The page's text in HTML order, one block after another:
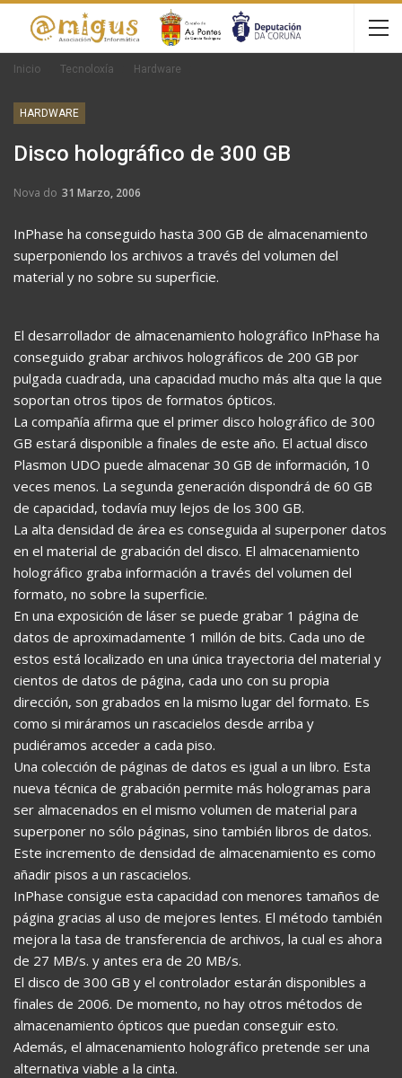
Inicio Tecnoloxía Hardware
HARDWARE
Disco holográfico de 300 GB
Nova do 31 Marzo, 2006
InPhase ha conseguido hasta 300 GB de almacenamiento
superponiendo los archivos a través del volumen del
material y no sobre su superficie.
El desarrollador de almacenamiento holográfico InPhase ha
conseguido grabar archivos holográficos de 200 GB por
pulgada cuadrada, una capacidad mucho más alta que la que
soportan otros tipos de formatos ópticos.
La compañía afirma que el primer disco holográfico de 300
GB estará disponible a finales de este año. El actual disco
Plasmon UDO puede almacenar 30 GB de información, 10
veces menos. La segunda generación dispondrá de 60 GB
de capacidad, todavía muy lejos de los 300 GB.
La alta densidad de área es conseguida al superponer datos
en el material de grabación del disco. El almacenamiento
holográfico graba información a través del volumen del
formato, no sobre la superficie.
En una exposición de láser se puede grabar 1 página de
datos de aproximadamente 1 millón de bits. Cada uno de
estos está localizado en una única trayectoria del material y
cientos de datos de página, cada uno con su propia
dirección, son grabados en la mismo lugar del formato. Es
como si miráramos un rascacielos desde arriba y
pudiéramos acceder a cada piso.
Una colección de páginas de datos es igual a un libro. Esta
nueva técnica de grabación permite más hologramas para
ser almacenados en el mismo volumen de material para
superponer no sólo páginas, sino también libros de datos.
Este incremento de densidad de almacenamiento es como
añadir pisos a un rascacielos.
InPhase consigue esta capacidad con menores tamaños de
página gracias al uso de mejores lentes. El método también
mejora la tasa de transferencia de archivos, la cual es ahora
de 27 MB/s. y antes era de 20 MB/s.
El disco de 300 GB y el controlador estarán disponibles a
finales de 2006. De momento, no hay otros métodos de
almacenamiento ópticos que puedan conseguir esto.
Además, el almacenamiento holográfico pretende ser una
alternativa viable a la cinta.